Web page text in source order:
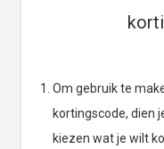
Om gebruik te
kortingscode, dien
kiezen wat je wilt